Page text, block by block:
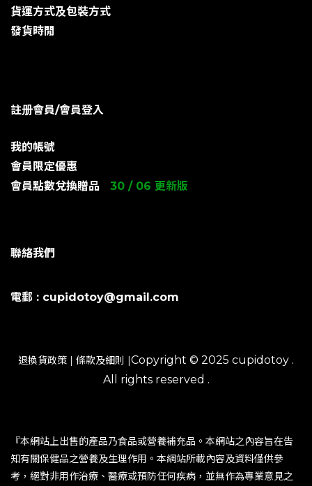
貨運方式及包裝方式
發貨時閒
註册會員/會員登入
我的帳號
會員限定優惠
會員點數兌換贈品
30 / 06 更新版
聯絡我們
電郵 : cupidotoy@gmail.com
退換貨政策 | 條款及細則 |Copyright © 2025 cupidotoy .
All rights reserved .
『本網站上出售的產品乃食品或營養補充品。本網站之內容旨在告
知有關保健品之營養及生理作用。本網站所載內容及資料僅供參
考，絕對非用作治療、醫療或預防任何疾病，並無作為專業意見之